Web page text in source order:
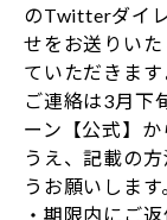
のTwitterダイ
せをお送りい
ていただきます
ご連絡は3月下
ーン【公式】
うえ、記載の
うお願いします
・期限内にご